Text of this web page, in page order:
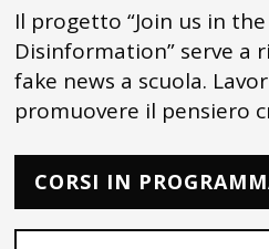
Il progetto “Join us in
Disinformation” serve a
fake news a scuola.
promuovere il pensiero
CORSI IN